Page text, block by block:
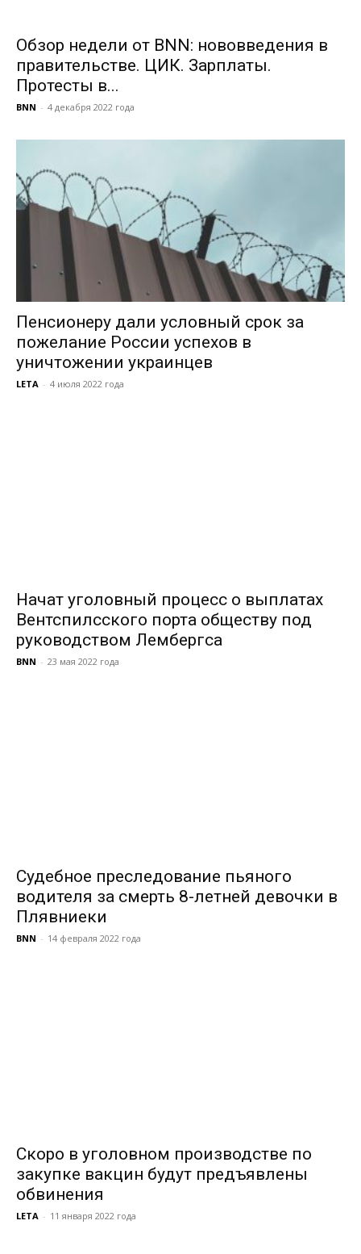
Обзор недели от BNN: нововведения в
правительстве. ЦИК. Зарплаты.
Протесты в...
BNN - 4 декабря 2022 года
Пенсионеру дали условный срок за
пожелание России успехов в
уничтожении украинцев
LETA - 4 июля 2022 года
Начат уголовный процесс о выплатах
Вентспилсского порта обществу под
руководством Лембергса
BNN - 23 мая 2022 года
Судебное преследование пьяного
водителя за смерть 8-летней девочки в
Плявниеки
BNN - 14 февраля 2022 года
Скоро в уголовном производстве по
закупке вакцин будут предъявлены
обвинения
LETA - 11 января 2022 года